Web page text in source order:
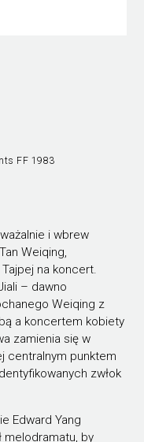
FF 1983
i wbrew
Weiqing,
na koncert.
– dawno
Weiqing z
a koncertem kobiety
zamienia się w
centralnym punktem
zwłok
Edward Yang
melodramatu, by